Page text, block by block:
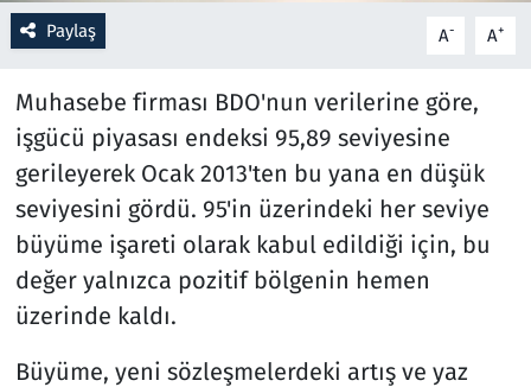
Paylaş A- A+
Muhasebe firması BDO'nun verilerine göre,
işgücü piyasası endeksi 95,89 seviyesine
gerileyerek Ocak 2013'ten bu yana en düşük
seviyesini gördü. 95'in üzerindeki her seviye
büyüme işareti olarak kabul edildiği için, bu
değer yalnızca pozitif bölgenin hemen
üzerinde kaldı.
Büyüme, yeni sözleşmelerdeki artış ve yaz
Savunma Sanayi
Spor
Teknoloji ve Bilim
Televizyon